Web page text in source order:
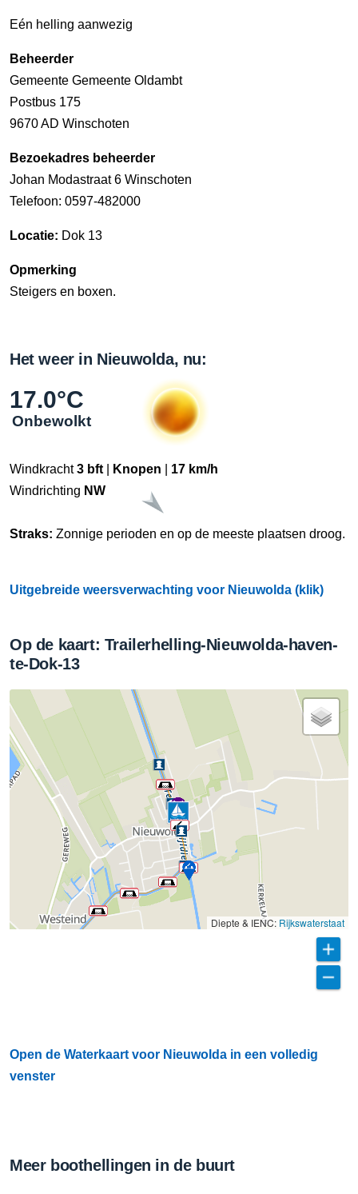
Eén helling aanwezig
Beheerder
Gemeente Gemeente Oldambt
Postbus 175
9670 AD Winschoten
Bezoekadres beheerder
Johan Modastraat 6 Winschoten
Telefoon: 0597-482000
Locatie: Dok 13
Opmerking
Steigers en boxen.
Het weer in Nieuwolda, nu:
17.0°C
Onbewolkt
Windkracht3 bft Knopen
17 km/h
Windrichting NW
Straks: Zonnige perioden en op de meeste plaatsen droog.
Uitgebreide weersverwachting voor Nieuwolda (klik)
Op de kaart: Trailerhelling-Nieuwolda-haven-
te-Dok-13
Diepte & IENC: Rijkswaterstaat
Open de Waterkaart voor Nieuwolda in een volledig
venster
Meer boothellingen in de buurt